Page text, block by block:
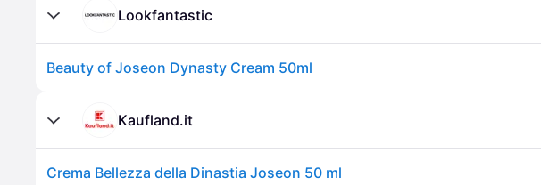
Lookfantastic
Beauty of Joseon Dynasty Cream 50ml
Kaufland.it
Crema Bellezza della Dinastia Joseon 50 ml